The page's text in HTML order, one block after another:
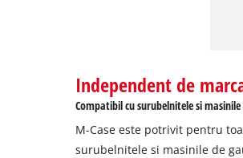
Independent de
Compatibil cu surubelnitele si
M-Case este potrivit pentru
surubelnitele si masinile de